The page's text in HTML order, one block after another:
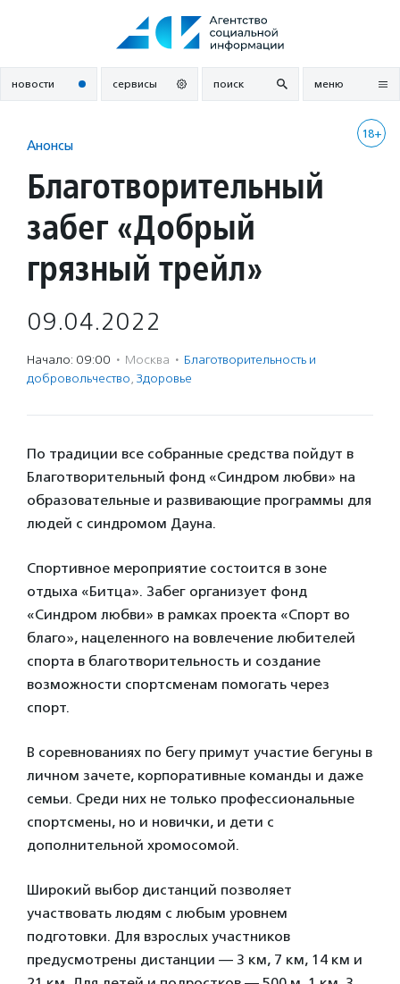
новости сервисы поиск меню
18+
Анонсы
Благотворительный
забег «Добрый
грязный трейл»
09.04.2022
Начало: 09:00 · Москва · Благотвори­тель­ность и
доброволь­чест­во, Здоровье
По традиции все собранные средства пойдут в
Благотворительный фонд «Синдром любви» на
образовательные и развивающие программы для
людей с синдромом Дауна.
Спортивное мероприятие состоится в зоне
отдыха «Битца». Забег организует фонд
«Синдром любви» в рамках проекта «Спорт во
благо», нацеленного на вовлечение любителей
спорта в благотворительность и создание
возможности спортсменам помогать через
спорт.
В соревнованиях по бегу примут участие бегуны в
личном зачете, корпоративные команды и даже
семьи. Среди них не только профессиональные
спортсмены, но и новички, и дети с
дополнительной хромосомой.
Широкий выбор дистанций позволяет
участвовать людям с любым уровнем
подготовки. Для взрослых участников
предусмотрены дистанции — 3 км, 7 км, 14 км и